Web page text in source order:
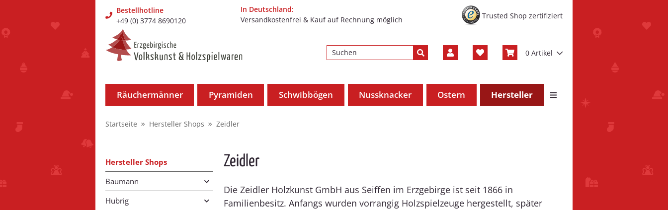
Bestellhotline
+49 (0) 3774 8690120
In Deutschland:
Versandkostenfrei & Kauf auf Rechnung möglich
Trusted Shop zertifiziert
0 Artikel
Räuchermänner Pyramiden Schwibbögen Nussknacker Ostern Hersteller
Startseite Hersteller Shops Zeidler
Zeidler
Die Zeidler Holzkunst GmbH aus Seiffen im Erzgebirge ist seit 1866 in
Familienbesitz. Anfangs wurden vorrangig Holzspielzeuge hergestellt, später
Hersteller Shops
Baumann
Hubrig